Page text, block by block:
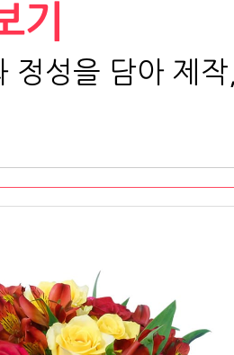
기
정성을 담아 제